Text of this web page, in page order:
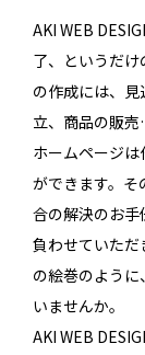
AKI WEB
了、というだ
の作成には、
立、商品の販
ホームページ
ができます。そ
合の解決のお
負わせていた
の絵巻のよう
いませんか。
AKI WEB